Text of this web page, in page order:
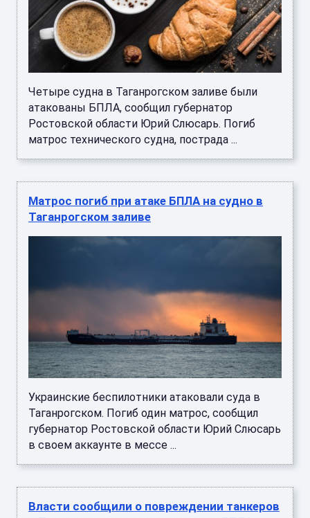
Четыре судна в Таганрогском заливе были
атакованы БПЛА, сообщил губернатор
Ростовской области Юрий Слюсарь. Погиб
матрос технического судна, пострада ...
Матрос погиб при атаке БПЛА на судно в
Таганрогском заливе
Украинские беспилотники атаковали суда в
Таганрогском. Погиб один матрос, сообщил
губернатор Ростовской области Юрий Слюсарь
в своем аккаунте в мессе ...
Власти сообщили о повреждении танкеров